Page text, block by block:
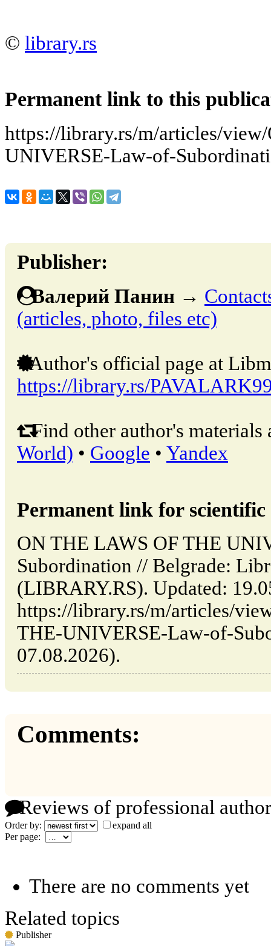
© library.rs
Permanent link to this
https://library.rs/m/articles/
UNIVERSE-Law-of-
Publisher:
Валерий Панин →
(articles, photo, files etc)
Author's official page at
https://library.rs/
Find other author's materials
World) • Google • Yandex
Permanent link for
ON THE LAWS OF THE
Subordination // Belgrade:
(LIBRARY.RS). Updated:
https://library.rs/m/articles/
THE-UNIVERSE-Law-of-
07.08.2026).
Comments:
Reviews of professional
Order by:
expand all
Per page:
There are no comments yet
Related topics
Publisher